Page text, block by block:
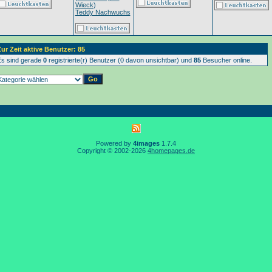
Wieck)
Teddy Nachwuchs
Zeit aktive Benutzer: 85
sind gerade 0registrierte(r) Benutzer (0 davon unsichtbar) und 85Besucher online.
Powered by 4images 1.7.4
Copyright © 2002-2026 4homepages.de